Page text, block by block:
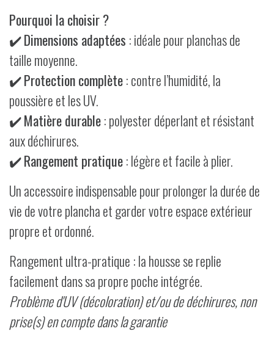
Pourquoi la choisir ?
✔️Dimensions adaptées : idéale pour planchas de
taille moyenne.
✔️Protection complète: contre l’humidité, la
poussière et les UV.
✔️Matière durable: polyester déperlant et résistant
aux déchirures.
✔️Rangement pratique: légère et facile à plier.
Un accessoire indispensable pour prolonger la durée de
vie de votre plancha et garder votre espace extérieur
propre et ordonné.
Rangement ultra-pratique : la housse se replie
facilement dans sa propre poche intégrée.
Problème d'UV (décoloration) et/ou de déchirures, non
prise(s) en compte dans la garantie